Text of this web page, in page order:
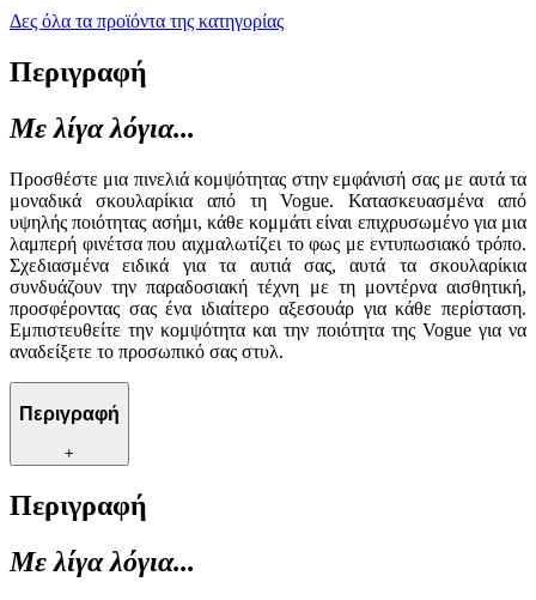
Δες όλα τα προϊόντα της κατηγορίας
Περιγραφή
Με λίγα λόγια...
Προσθέστε μια πινελιά κομψότητας στην εμφάνισή σας με αυτά τα
μοναδικά σκουλαρίκια από τη Vogue. Κατασκευασμένα από
υψηλής ποιότητας ασήμι, κάθε κομμάτι είναι επιχρυσωμένο για μια
λαμπερή φινέτσα που αιχμαλωτίζει το φως με εντυπωσιακό τρόπο.
Σχεδιασμένα ειδικά για τα αυτιά σας, αυτά τα σκουλαρίκια
συνδυάζουν την παραδοσιακή τέχνη με τη μοντέρνα αισθητική,
προσφέροντας σας ένα ιδιαίτερο αξεσουάρ για κάθε περίσταση.
Εμπιστευθείτε την κομψότητα και την ποιότητα της Vogue για να
αναδείξετε το προσωπικό σας στυλ.
Περιγραφή
+
Περιγραφή
Με λίγα λόγια...